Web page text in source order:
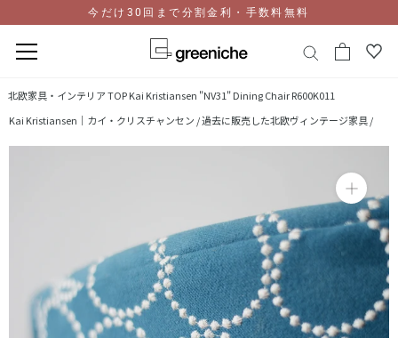
テ
ン
今だけ30回まで分割金利・手数料無料
北欧家具・インテリア TOPKai Kristiansen "NV31" Dining Chair R600K011
Kai Kristiansen｜カイ・クリスチャンセン /過去に販売した北欧ヴィンテージ家具 /